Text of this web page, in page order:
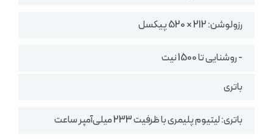
رزولوشن: 212 × 520 پیکسل
- روشنایی تا 1500 نیت
باتری
باتری: لیتیوم پلیمری با ظرفیت 233 میلی‌آمپر ساعت